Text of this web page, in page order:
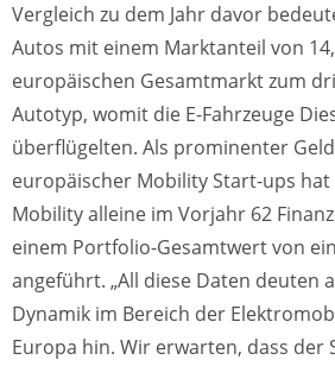
Vergleich zu dem Jahr davor
Autos mit einem Marktanteil von
europäischen Gesamtmarkt zum
Autotyp, womit die E-Fahrzeuge
überflügelten. Als prominenter
europäischer Mobility Start-ups hat
Mobility alleine im Vorjahr 62
einem Portfolio-Gesamtwert von
angeführt. „All diese Daten deuten
Dynamik im Bereich der
Europa hin. Wir erwarten, dass der